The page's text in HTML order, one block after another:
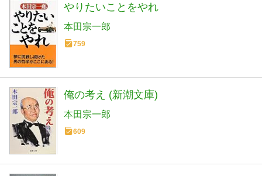
やりたいことをやれ
本田宗一郎
759
俺の考え (新潮文庫)
本田宗一郎
609